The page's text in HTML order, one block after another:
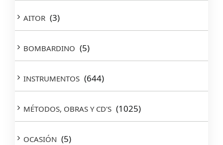
AITOR (3)
BOMBARDINO (5)
INSTRUMENTOS (644)
MÉTODOS, OBRAS Y CD'S (1025)
OCASIÓN (5)